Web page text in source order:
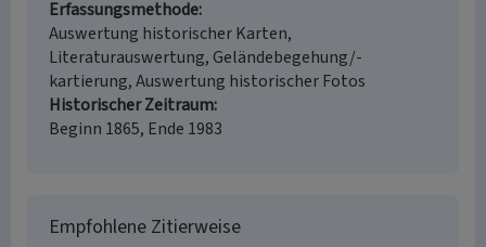
Erfassungsmethode
Auswertung historischer Karten,
Literaturauswertung, Geländebegehung/-
kartierung, Auswertung historischer Fotos
Historischer Zeitraum
Beginn 1865, Ende 1983
Empfohlene Zitierweise